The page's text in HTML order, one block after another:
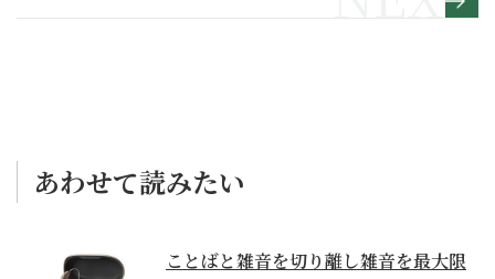
BEST11
あわせて読みたい
ことばと雑音を切り離し雑音を最大限